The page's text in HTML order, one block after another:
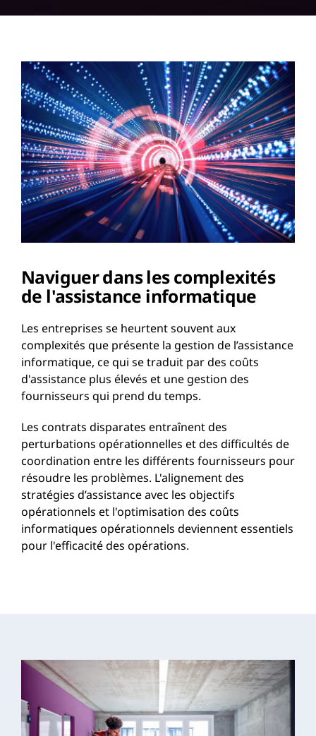
Naviguer dans les complexités
de l'assistance informatique
Les entreprises se heurtent souvent aux
complexités que présente la gestion de l’assistance
informatique, ce qui se traduit par des coûts
d'assistance plus élevés et une gestion des
fournisseurs qui prend du temps.
Les contrats disparates entraînent des
perturbations opérationnelles et des difficultés de
coordination entre les différents fournisseurs pour
résoudre les problèmes. L'alignement des
stratégies d’assistance avec les objectifs
opérationnels et l'optimisation des coûts
informatiques opérationnels deviennent essentiels
pour l'efficacité des opérations.